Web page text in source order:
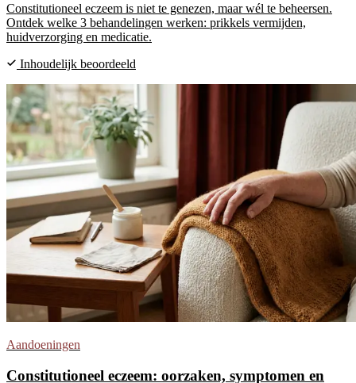
Constitutioneel eczeem is niet te genezen, maar wél te beheersen.
Ontdek welke 3 behandelingen werken: prikkels vermijden,
huidverzorging en medicatie.
Inhoudelijk beoordeeld
Aandoeningen
Constitutioneel eczeem: oorzaken, symptomen en